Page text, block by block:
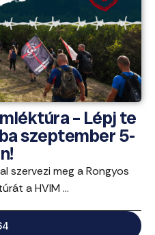
– Lépj te
szeptember 5-
szervezi meg a Rongyos
a HVIM ...